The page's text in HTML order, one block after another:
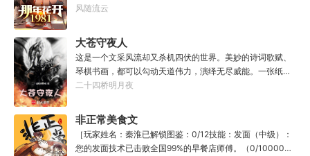
代；只不过李野刚刚来到这个时代，却被劝着放弃高考进厂
冲刺型选手会考不上？那岂不是辜负了那么多年体育老师的
教导？”
风随流云
大苍守夜人
这是一个文采风流却又杀机四伏的世界。美妙的诗词歌赋、
琴棋书画，都可以勾动天道伟力，演绎无尽威能。一张纸可
封万载凶谷，一滴墨可将三千里海域化为永夜。林苏进入这
人毕生难以触摸的天花板，敢与诸子百家圣人争道。精智
计，察人心，演绎兵法三十六计，弹指间可换一国之君。不
知者谓他情种，知他者，言他为真性情。
二十四桥明月夜
非正常美食文
［玩家姓名：秦淮已解锁图鉴：0/12技能：发面（中级）：
您的发面技术已击败全国99%的早餐店师傅。（0/10000）